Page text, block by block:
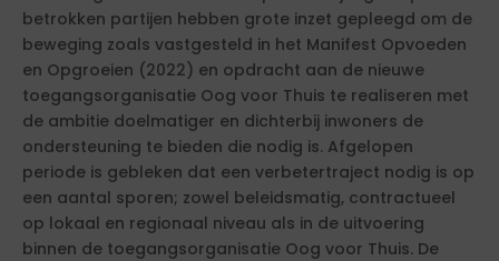
betrokken partijen hebben grote inzet gepleegd om de
beweging zoals vastgesteld in het Manifest Opvoeden
en Opgroeien (2022) en opdracht aan de nieuwe
toegangsorganisatie Oog voor Thuis te realiseren met
de ambitie doelmatiger en dichterbij inwoners de
ondersteuning te bieden die nodig is. Afgelopen
periode is gebleken dat een verbetertraject nodig is op
een aantal sporen; zowel beleidsmatig, contractueel
op lokaal en regionaal niveau als in de uitvoering
binnen de toegangsorganisatie Oog voor Thuis. De